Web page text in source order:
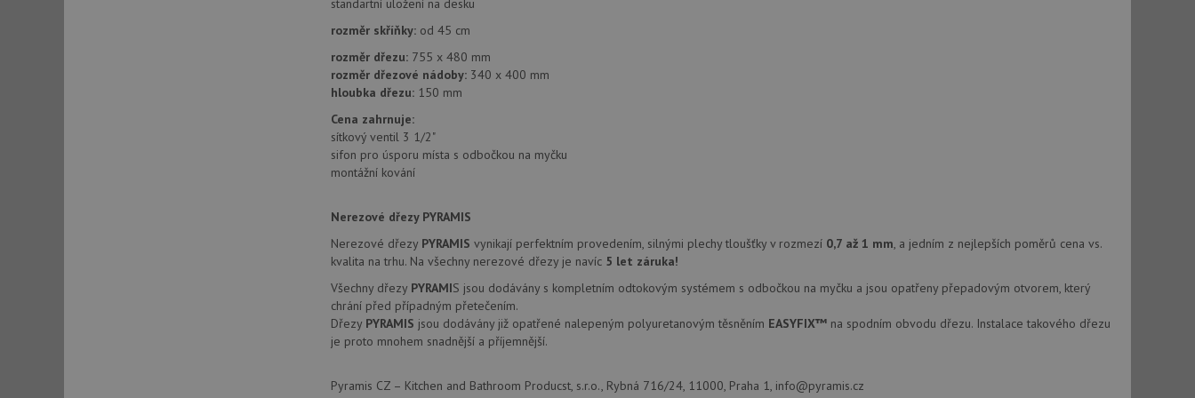
standartní uložení na desku
rozměr skříňky: od 45 cm
rozměr dřezu: 755 x 480 mm
rozměr dřezové nádoby: 340 x 400 mm
hloubka dřezu: 150 mm
Cena zahrnuje:
sítkový ventil 3 1/2"
sifon pro úsporu místa s odbočkou na myčku
montážní kování
Nerezové dřezy PYRAMIS
Nerezové dřezy PYRAMIS vynikají perfektním provedením, silnými plechy tloušťky v rozmezí 0,7 až 1 mm, a jedním z nejlepších poměrů cena vs.
kvalita na trhu. Na všechny nerezové dřezy je navíc 5 let záruka!
Všechny dřezy PYRAMIS jsou dodávány s kompletním odtokovým systémem s odbočkou na myčku a jsou opatřeny přepadovým otvorem, který
chrání před případným přetečením.
Dřezy PYRAMIS jsou dodávány již opatřené nalepeným polyuretanovým těsněním EASYFIX™ na spodním obvodu dřezu. Instalace takového dřezu
je proto mnohem snadnější a příjemnější.
Pyramis CZ – Kitchen and Bathroom Producst, s.r.o., Rybná 716/24, 11000, Praha 1, info@pyramis.cz
Google LLC
.doubleclick.net
_gcl_au
Google LLC
3 měsíce
__Secure-ROLLOUT_TOKEN
.youtube.com
VISITOR_INFO1_LIVE
Google LLC
.youtube.com
6 měsíců
Tento soubor cookie nastavuje Youtube ke sledování
uživatelských předvoleb pro videa Youtube vložená do
nebo starou verzi rozhraní Youtube.